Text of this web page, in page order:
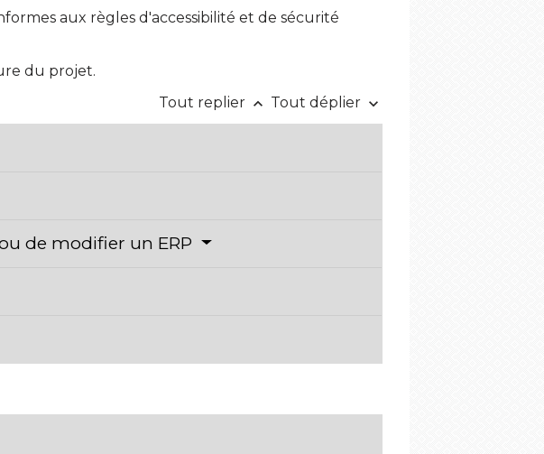
aux règles d'accessibilité et de sécurité
du projet.
Tout replier keyboard_arrow_up Tout déplier keyboard_arrow_down
de modifier un ERP